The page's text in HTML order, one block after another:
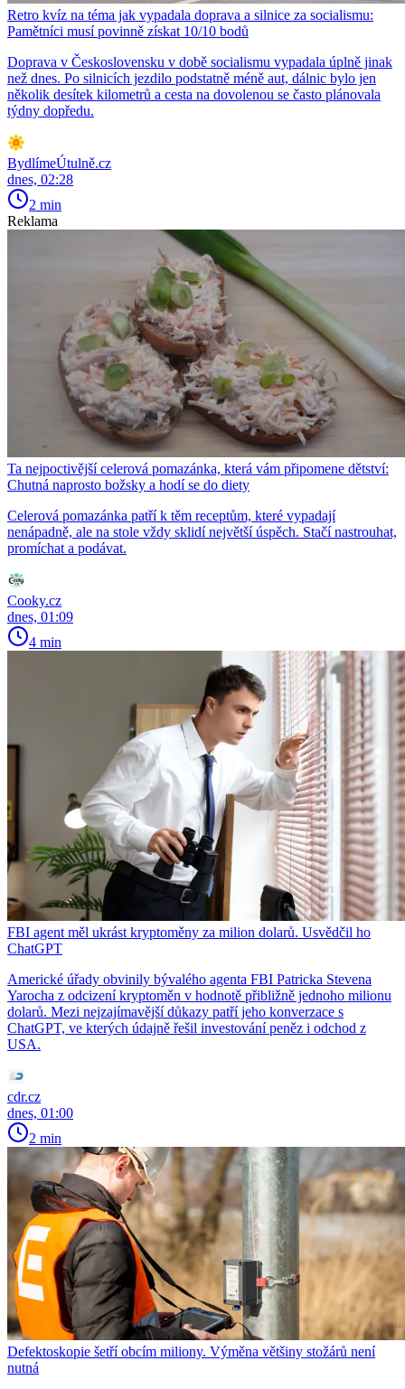
Retro kvíz na téma jak vypadala doprava a silnice za socialismu:
Pamětníci musí povinně získat 10/10 bodů
Doprava v Československu v době socialismu vypadala úplně jinak
než dnes. Po silnicích jezdilo podstatně méně aut, dálnic bylo jen
několik desítek kilometrů a cesta na dovolenou se často plánovala
týdny dopředu.
BydlímeÚtulně.cz
dnes, 02:28
2 min
Reklama
Ta nejpoctivější celerová pomazánka, která vám připomene dětství:
Chutná naprosto božsky a hodí se do diety
Celerová pomazánka patří k těm receptům, které vypadají
nenápadně, ale na stole vždy sklidí největší úspěch. Stačí nastrouhat,
promíchat a podávat.
Cooky.cz
dnes, 01:09
4 min
FBI agent měl ukrást kryptoměny za milion dolarů. Usvědčil ho
ChatGPT
Americké úřady obvinily bývalého agenta FBI Patricka Stevena
Yarocha z odcizení kryptoměn v hodnotě přibližně jednoho milionu
dolarů. Mezi nejzajímavější důkazy patří jeho konverzace s
ChatGPT, ve kterých údajně řešil investování peněz i odchod z
USA.
cdr.cz
dnes, 01:00
2 min
Defektoskopie šetří obcím miliony. Výměna většiny stožárů není
nutná